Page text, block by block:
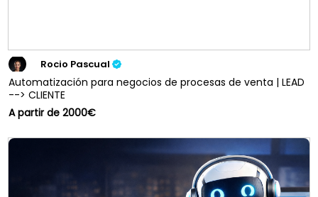
Rocio Pascual
Automatización para negocios de procesas de venta | LEAD
--> CLIENTE
A partir de 2000€